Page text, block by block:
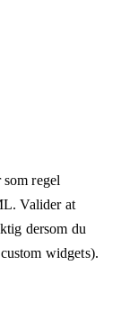
regel
Valider at
dersom du
widgets).